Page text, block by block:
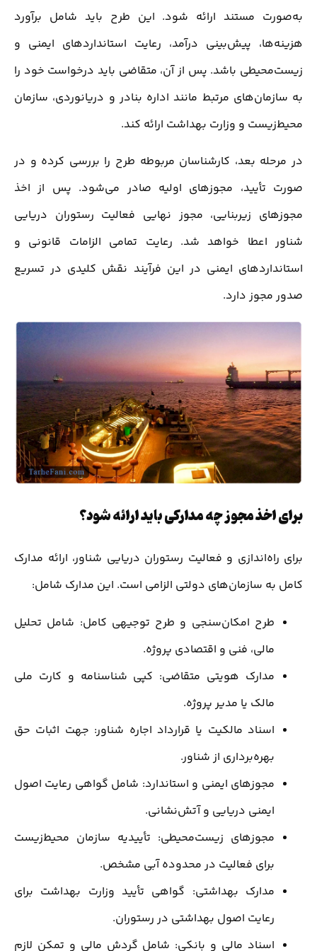
به‌صورت مستند ارائه شود. این طرح باید شامل برآورد
هزینه‌ها، پیش‌بینی درآمد، رعایت استانداردهای ایمنی و
زیست‌محیطی باشد. پس از آن، متقاضی باید درخواست خود را
به سازمان‌های مرتبط مانند اداره بنادر و دریانوردی، سازمان
محیط‌زیست و وزارت بهداشت ارائه کند.
در مرحله بعد، کارشناسان مربوطه طرح را بررسی کرده و در
صورت تأیید، مجوزهای اولیه صادر می‌شود. پس از اخذ
مجوزهای زیربنایی، مجوز نهایی فعالیت رستوران دریایی
شناور اعطا خواهد شد. رعایت تمامی الزامات قانونی و
استانداردهای ایمنی در این فرآیند نقش کلیدی در تسریع
صدور مجوز دارد.
برای اخذ مجوز چه مدارکی باید ارائه شود؟
برای راه‌اندازی و فعالیت رستوران دریایی شناور، ارائه مدارک
کامل به سازمان‌های دولتی الزامی است. این مدارک شامل:
طرح امکان‌سنجی و طرح توجیهی کامل: شامل تحلیل
مالی، فنی و اقتصادی پروژه.
مدارک هویتی متقاضی: کپی شناسنامه و کارت ملی
مالک یا مدیر پروژه.
اسناد مالکیت یا قرارداد اجاره شناور: جهت اثبات حق
بهره‌برداری از شناور.
مجوزهای ایمنی و استاندارد: شامل گواهی رعایت اصول
ایمنی دریایی و آتش‌نشانی.
مجوزهای زیست‌محیطی: تأییدیه سازمان محیط‌زیست
برای فعالیت در محدوده آبی مشخص.
مدارک بهداشتی: گواهی تأیید وزارت بهداشت برای
رعایت اصول بهداشتی در رستوران.
اسناد مالی و بانکی: شامل گردش مالی و تمکن لازم